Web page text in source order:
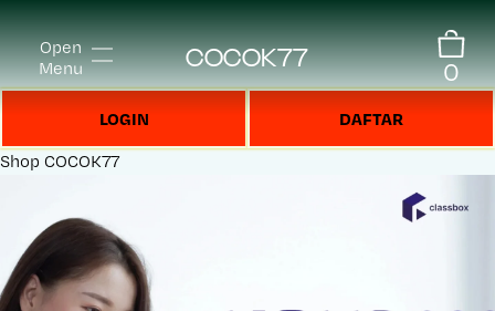
Open
Menu
COCOK77 0
LOGIN DAFTAR
Shop COCOK77